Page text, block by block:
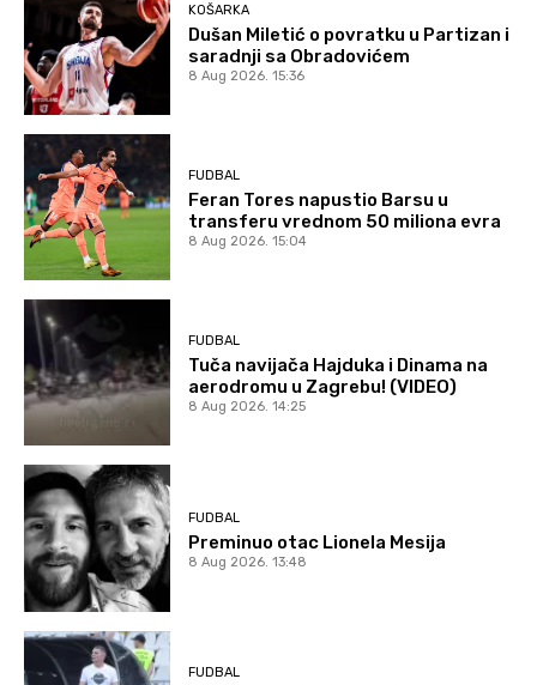
KOŠARKA
Dušan Miletić o povratku u Partizan i
saradnji sa Obradovićem
8 Aug 2026. 15:36
FUDBAL
Feran Tores napustio Barsu u
transferu vrednom 50 miliona evra
8 Aug 2026. 15:04
FUDBAL
Tuča navijača Hajduka i Dinama na
aerodromu u Zagrebu! (VIDEO)
8 Aug 2026. 14:25
FUDBAL
Preminuo otac Lionela Mesija
8 Aug 2026. 13:48
FUDBAL